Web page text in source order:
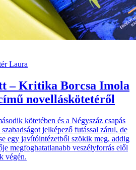
Laura
– Kritika Borcsa Imola
novelláskötetéről
kötetében és a Négyszáz csapás
jelképező futással zárul, de
egy javítóintézetből szökik meg, addig
megfoghatatlanabb veszélyforrás elől
végén.